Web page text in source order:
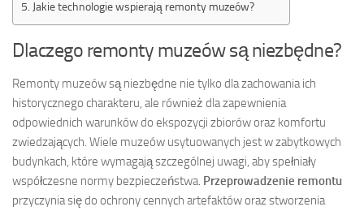
Jakie technologie wspierają remonty muzeów?
Dlaczego remonty muzeów są niezbędne?
Remonty muzeów są niezbędne nie tylko dla zachowania ich
historycznego charakteru, ale również dla zapewnienia
odpowiednich warunków do ekspozycji zbiorów oraz komfortu
zwiedzających. Wiele muzeów usytuowanych jest w zabytkowych
budynkach, które wymagają szczególnej uwagi, aby spełniały
współczesne normy bezpieczeństwa. Przeprowadzenie remontu
przyczynia się do ochrony cennych artefaktów oraz stworzenia